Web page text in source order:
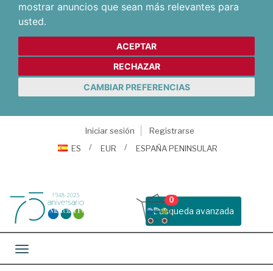
mostrar anuncios que sean más relevantes para
usted.
ACEPTAR
RECHAZAR
CAMBIAR PREFERENCIAS
Iniciar sesión
Registrarse
ES
EUR ESPAÑA PENINSULAR
Busqueda avanzada
0
Toggle navigation